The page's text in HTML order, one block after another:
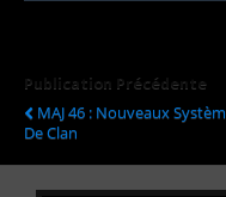
Publication Précédente
MAJ 46 : Nouveaux
De Clan